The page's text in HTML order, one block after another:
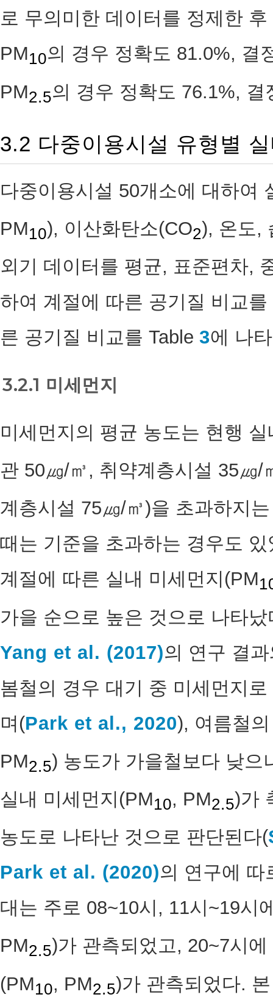
로 무의미한 데이터를 정제한
PM10의 경우 정확도 81.0%, 결
PM2.5의 경우 정확도 76.1%,
3.2 다중이용시설 유형별
다중이용시설 50개소에 대하여
PM10), 이산화탄소(CO2), 온도,
외기 데이터를 평균, 표준편차,
하여 계절에 따른 공기질 비교
른 공기질 비교를 Table 3에 나
3.2.1 미세먼지
미세먼지의 평균 농도는 현행
관 50㎍/㎥, 취약계층시설 35㎍/
계층시설 75㎍/㎥)을 초과하지
때는 기준을 초과하는 경우도 있
계절에 따른 실내 미세먼지(PM
가을 순으로 높은 것으로 나타
Yang et al. (2017)의 연구 결
봄철의 경우 대기 중 미세먼지
며(Park et al., 2020), 여름철
PM2.5) 농도가 가을철보다 낮으
실내 미세먼지(PM10, PM2.5)가
농도로 나타난 것으로 판단된다(
Park et al. (2020)의 연구에 따
대는 주로 08~10시, 11시~19시
PM2.5)가 관측되었고, 20~7시
(PM10, PM2.5)가 관측되었다.